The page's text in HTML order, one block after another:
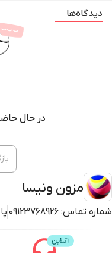
دیدگاه‌ها
در حال
مزون ونیسا
شماره تماس: 09123768926